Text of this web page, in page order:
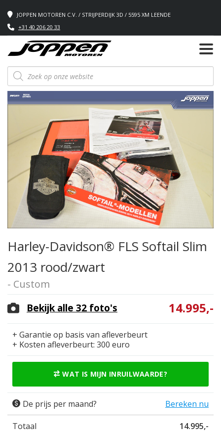
JOPPEN MOTOREN C.V. / STRIJPERDIJK 3D / 5595 XM LEENDE
+31 40 206 20 33
Producten
zoeken
Harley-Davidson® FLS Softail Slim
2013 rood/zwart
- Custom
14.995,-
+ Garantie op basis van afleverbeurt
+ Kosten afleverbeurt: 300 euro
WAT IS MIJN INRUILWAARDE?
De prijs per maand? Bereken nu
Totaal 14.995,-
Bekijk alle 32 foto's